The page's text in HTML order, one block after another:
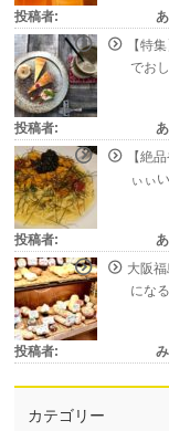
投稿者:
【特
でお
投稿者:
【絶
ぃぃ
投稿者:
大阪
にな
投稿者:
カテゴリー